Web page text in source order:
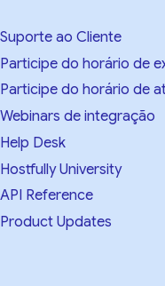
Suporte ao Cliente
Participe do horário de
Participe do horário de
Webinars de integração
Help Desk
Hostfully University
API Reference
Product Updates